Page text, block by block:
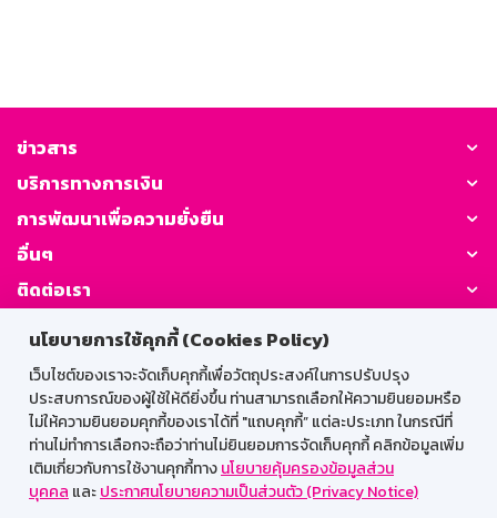
นโยบายการใช้คุกกี้ (Cookies Policy)
เว็บไซต์ของเราจะจัดเก็บคุกกี้เพื่อวัตถุประสงค์ในการปรับปรุง
ประสบการณ์ของผู้ใช้ให้ดียิ่งขึ้น ท่านสามารถเลือกให้ความยินยอมหรือ
ไม่ให้ความยินยอมคุกกี้ของเราได้ที่ "แถบคุกกี้” แต่ละประเภท ในกรณีที่
ท่านไม่ทำการเลือกจะถือว่าท่านไม่ยินยอมการจัดเก็บคุกกี้ คลิกข้อมูลเพิ่ม
เติมเกี่ยวกับการใช้งานคุกกี้ทางนโยบายคุ้มครองข้อมูลส่วน
บุคคล และประกาศนโยบายความเป็นส่วนตัว (Privacy Notice)
ข่าวสาร
บริการทางการเงิน
การพัฒนาเพื่อความยั่งยืน
อื่นๆ
ติดต่อเรา
GSB Society:
สำหรับพนักงาน
Web HR
GSB Wisdom
M-Search